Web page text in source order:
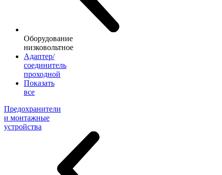
Оборудование
низковольтное
Адаптер/
соединитель
проходной
Показать
все
Предохранители
и монтажные
устройства